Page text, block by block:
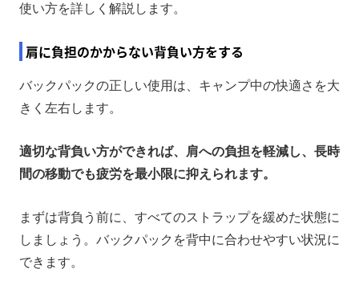
使い方を詳しく解説します。
肩に負担のかからない背負い方をする
バックパックの正しい使用は、キャンプ中の快適さを大
きく左右します。
適切な背負い方ができれば、肩への負担を軽減し、長時
間の移動でも疲労を最小限に抑えられます。
まずは背負う前に、すべてのストラップを緩めた状態に
しましょう。バックパックを背中に合わせやすい状況に
できます。